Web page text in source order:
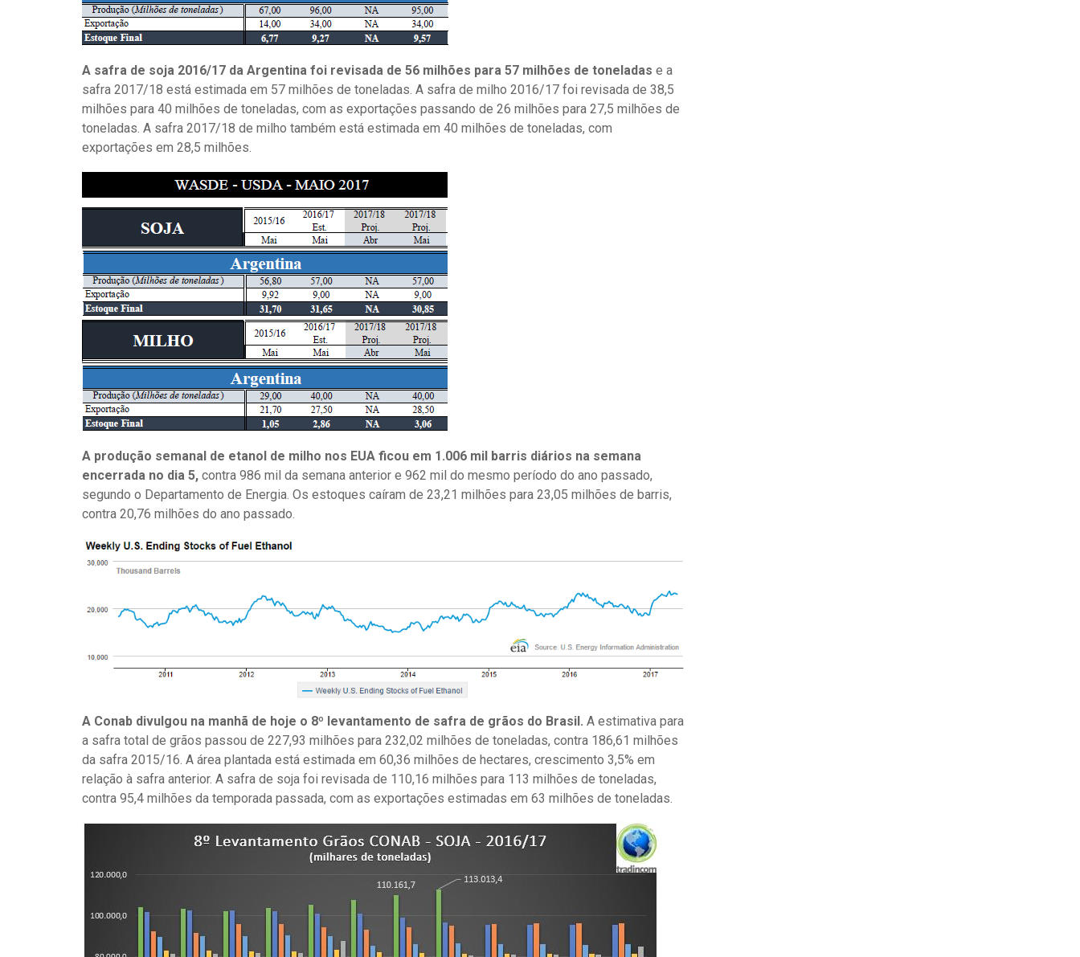
A safra de soja 2016/17 da Argentina foi revisada de 56 milhões para 57 milhões de toneladas e a
safra 2017/18 está estimada em 57 milhões de toneladas. A safra de milho 2016/17 foi revisada de 38,5
milhões para 40 milhões de toneladas, com as exportações passando de 26 milhões para 27,5 milhões de
toneladas. A safra 2017/18 de milho também está estimada em 40 milhões de toneladas, com
exportações em 28,5 milhões.
A produção semanal de etanol de milho nos EUA ficou em 1.006 mil barris diários na semana
encerrada no dia 5, contra 986 mil da semana anterior e 962 mil do mesmo período do ano passado,
segundo o Departamento de Energia. Os estoques caíram de 23,21 milhões para 23,05 milhões de barris,
contra 20,76 milhões do ano passado.
A Conab divulgou na manhã de hoje o 8º levantamento de safra de grãos do Brasil. A estimativa para
a safra total de grãos passou de 227,93 milhões para 232,02 milhões de toneladas, contra 186,61 milhões
da safra 2015/16. A área plantada está estimada em 60,36 milhões de hectares, crescimento 3,5% em
relação à safra anterior. A safra de soja foi revisada de 110,16 milhões para 113 milhões de toneladas,
contra 95,4 milhões da temporada passada, com as exportações estimadas em 63 milhões de toneladas.